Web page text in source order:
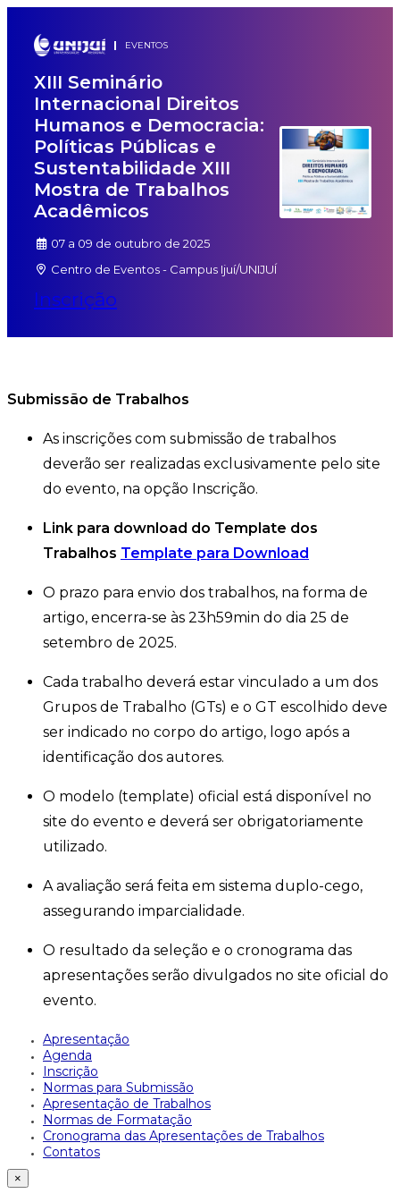
EVENTOS
XIII Seminário
Internacional Direitos
Humanos e Democracia:
Políticas Públicas e
Sustentabilidade XIII
Mostra de Trabalhos
Acadêmicos
07 a 09 de outubro de 2025
Centro de Eventos - Campus Ijuí/UNIJUÍ
Inscrição
Submissão de Trabalhos
As inscrições com submissão de trabalhos
deverão ser realizadas exclusivamente pelo site
do evento, na opção Inscrição.
Link para download do Template dos
Trabalhos Template para Download
O prazo para envio dos trabalhos, na forma de
artigo, encerra-se às 23h59min do dia 25 de
setembro de 2025.
Cada trabalho deverá estar vinculado a um dos
Grupos de Trabalho (GTs) e o GT escolhido deve
ser indicado no corpo do artigo, logo após a
identificação dos autores.
O modelo (template) oficial está disponível no
site do evento e deverá ser obrigatoriamente
utilizado.
A avaliação será feita em sistema duplo-cego,
assegurando imparcialidade.
O resultado da seleção e o cronograma das
apresentações serão divulgados no site oficial do
evento.
Apresentação
Agenda
Inscrição
Normas para Submissão
Apresentação de Trabalhos
Normas de Formatação
Cronograma das Apresentações de Trabalhos
Contatos
×